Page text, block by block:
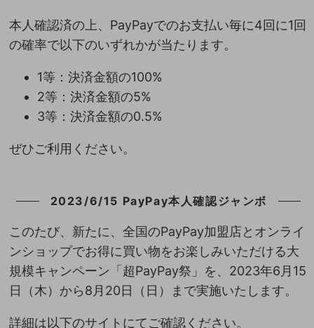
本人確認済の上、PayPayでのお支払い毎に4回に1回
の確率で以下のいずれかが当たります。
1等：決済金額の100%
2等：決済金額の5%
3等：決済金額の0.5%
ぜひご利用ください。
2023/6/15 PayPay本人確認ジャンボ
このたび、新たに、全国のPayPay加盟店とオンライ
ンショップでお得に買い物をお楽しみいただける大
規模キャンペーン「超PayPay祭」を、2023年6月15
日（木）から8月20日（日）まで実施いたします。
詳細は以下のサイトにてご確認ください。